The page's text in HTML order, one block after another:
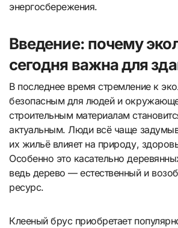
энергосбережения.
Введение: почему
сегодня важна для
В последнее время стремление к
безопасным для людей и
строительным материалам
актуальным. Люди всё чаще
их жильё влияет на природу,
Особенно это касательно
ведь дерево — естественный и
ресурс.
Клееный брус приобретает